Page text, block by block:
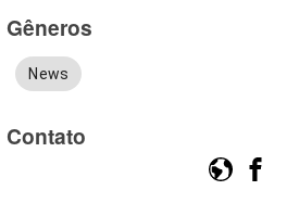
Gêneros
News
Contato